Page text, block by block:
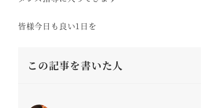
皆様今日も良い1日を
この記事を書いた人